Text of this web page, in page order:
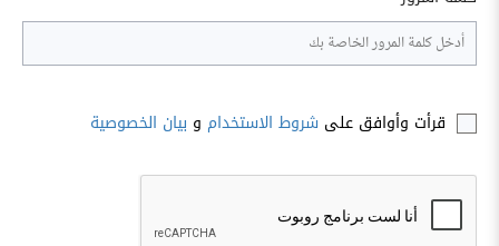
قرأت وأوافق على شروط الاستخدام و بيان الخصوصية